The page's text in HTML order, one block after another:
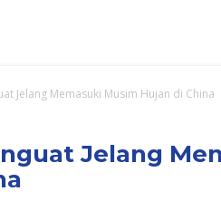
Jelang Memasuki Musim Hujan di China
Jelang